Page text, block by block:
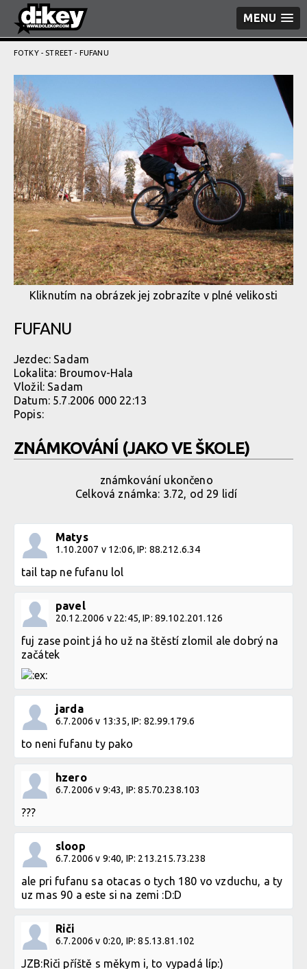
MENU
FOTKY- STREET - FUFANU
Kliknutím na obrázek jej zobrazíte v plné velikosti
FUFANU
Jezdec: Sadam
Lokalita: Broumov-Hala
Vložil: Sadam
Datum: 5.7.2006 000 22:13
Popis:
ZNÁMKOVÁNÍ (JAKO VE ŠKOLE)
známkování ukončeno
Celková známka: 3.72, od 29 lidí
Matys
1.10.2007 v 12:06, IP: 88.212.6.34
tail tap ne fufanu lol
pavel
20.12.2006 v 22:45, IP: 89.102.201.126
fuj zase point já ho už na štěstí zlomil ale dobrý na
začátek
jarda
6.7.2006 v 13:35, IP: 82.99.179.6
to neni fufanu ty pako
hzero
6.7.2006 v 9:43, IP: 85.70.238.103
???
sloop
6.7.2006 v 9:40, IP: 213.215.73.238
ale pri fufanu sa otacas o tych 180 vo vzduchu, a ty
uz mas 90 a este si na zemi :D:D
Riči
6.7.2006 v 0:20, IP: 85.13.81.102
JZB:Riči příště s měkym i, to vypadá líp:)